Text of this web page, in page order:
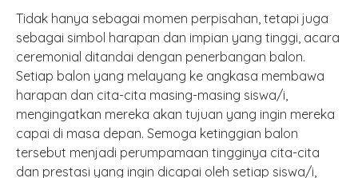
Tidak hanya sebagai momen perpisahan, tetapi juga
sebagai simbol harapan dan impian yang tinggi, acara
ceremonial ditandai dengan penerbangan balon.
Setiap balon yang melayang ke angkasa membawa
harapan dan cita-cita masing-masing siswa/i,
mengingatkan mereka akan tujuan yang ingin mereka
capai di masa depan. Semoga ketinggian balon
tersebut menjadi perumpamaan tingginya cita-cita
dan prestasi yang ingin dicapai oleh setiap siswa/i,